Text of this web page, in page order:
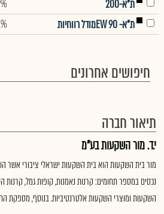
ת"א-200
ת"א- EW 90מודל רווחיות
חיפושים אחרונים
תיאור חברה
י.ד. מור השקעות בע"מ
נכסים במספר תחומים: קרנות נאמנות, קופות גמל, קרנות
השקעות ומוצרי השקעות אלטרנטיביות. בנוסף, מספקת